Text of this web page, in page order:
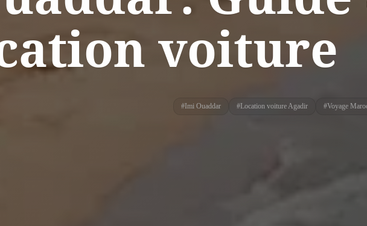
voiture
#Imi Ouaddar #Location voiture Agadir #Voyage